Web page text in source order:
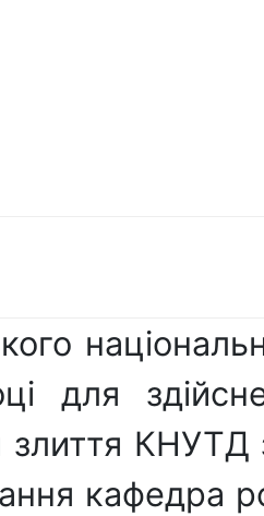
злиття КНУТД
кафедра